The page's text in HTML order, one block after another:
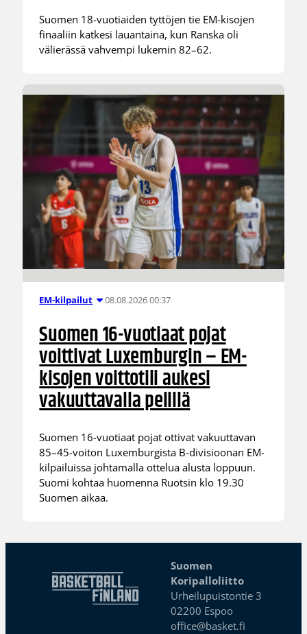
Suomen 18-vuotiaiden tyttöjen tie EM-kisojen
finaaliin katkesi lauantaina, kun Ranska oli
välierässä vahvempi lukemin 82–62.
EM-kilpailut 08.08.2026 00:37
Suomen 16-vuotiaat pojat
voittivat Luxemburgin – EM-
kisojen voittotili aukesi
vakuuttavalla pelillä
Suomen 16-vuotiaat pojat ottivat vakuuttavan
85–45-voiton Luxemburgista B-divisioonan EM-
kilpailuissa johtamalla ottelua alusta loppuun.
Suomi kohtaa huomenna Ruotsin klo 19.30
Suomen aikaa.
Suomen
Koripalloliitto
Urheilupuistontie 3
02200 Espoo
office@basket.fi